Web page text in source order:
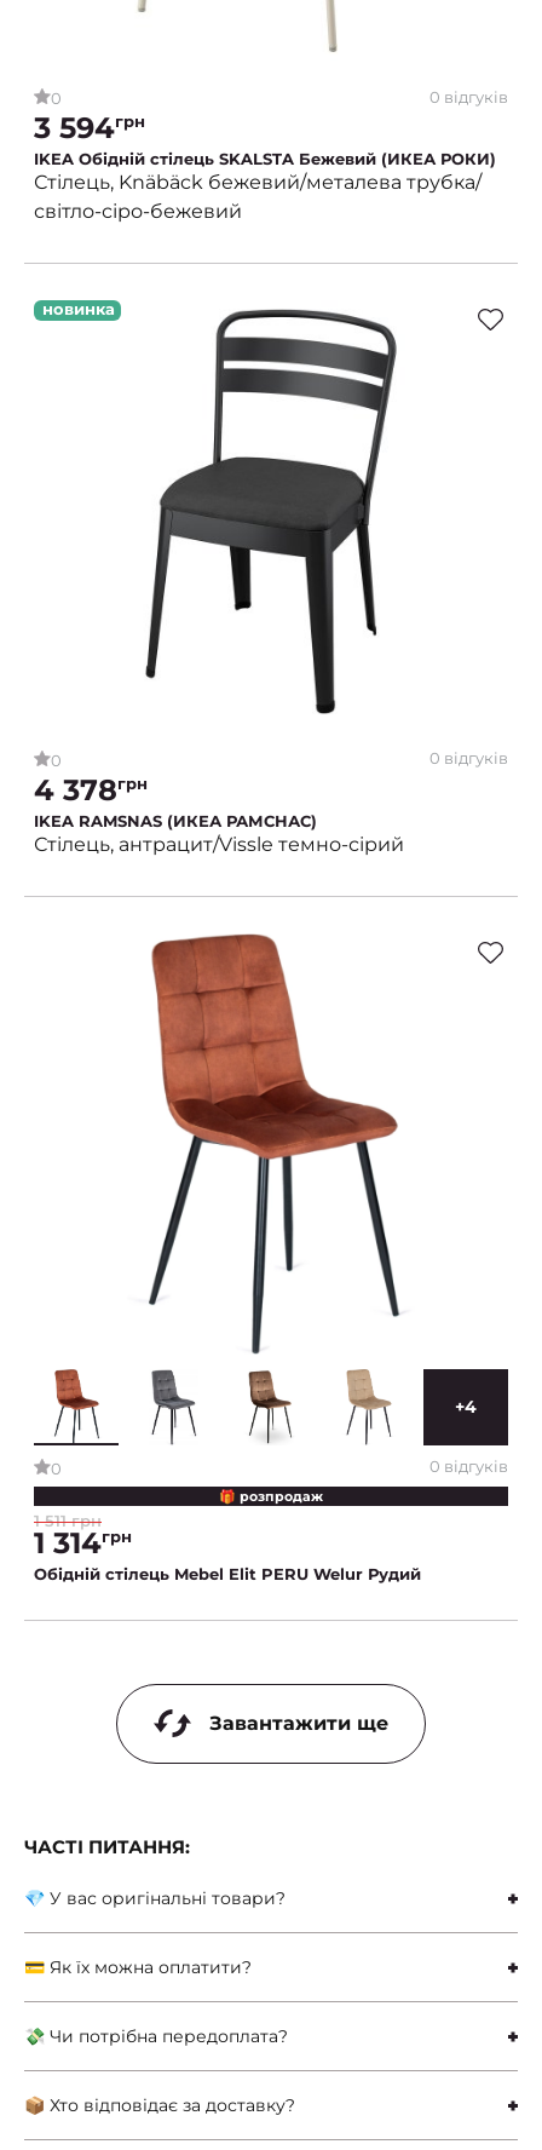
0 0 відгуків
3 594грн
IKEA Обідній стілець SKALSTA Бежевий (ИКЕА РОКИ)
Стілець, Knäbäck бежевий/металева трубка/
світло-сіро-бежевий
новинка
0 0 відгуків
4 378грн
IKEA RAMSNAS (ИКЕА РАМСНАС)
Стілець, антрацит/Vissle темно-сірий
+4
0 0 відгуків
🎁 розпродаж
1 511 грн
1 314грн
Обідній стілець Mebel Elit PERU Welur Рудий
Завантажити ще
ЧАСТІ ПИТАННЯ:
💎 У вас оригінальні товари?
💳 Як їх можна оплатити?
💸 Чи потрібна передоплата?
📦 Хто відповідає за доставку?